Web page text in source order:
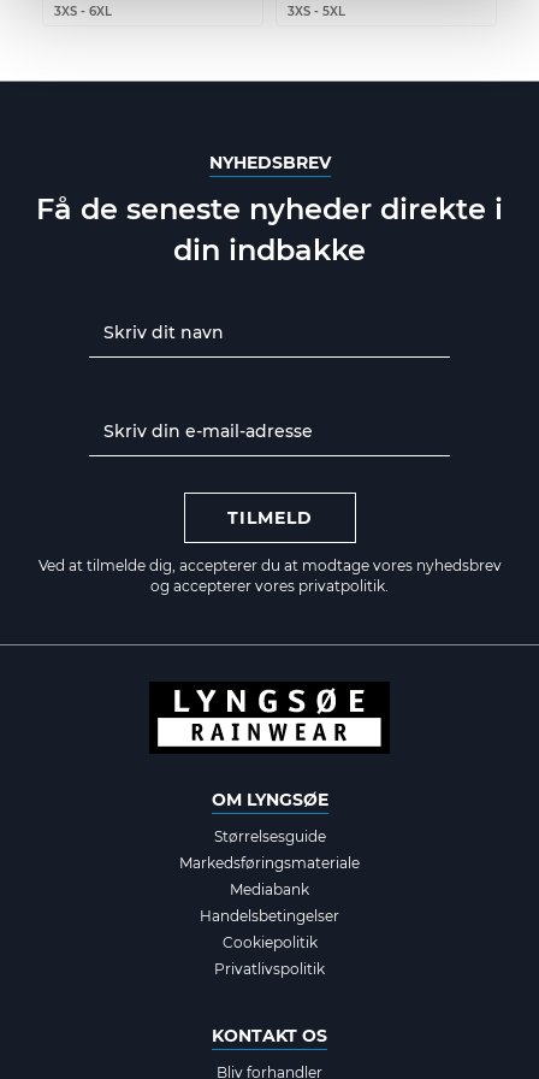
3XS - 6XL 3XS - 5XL
NYHEDSBREV
Få de seneste nyheder direkte i
din indbakke
TILMELD
Ved at tilmelde dig, accepterer du at modtage vores nyhedsbrev
og accepterer vores privatpolitik.
OM LYNGSØE
Størrelsesguide
Markedsføringsmateriale
Mediabank
Handelsbetingelser
Cookiepolitik
Privatlivspolitik
KONTAKT OS
Bliv forhandler